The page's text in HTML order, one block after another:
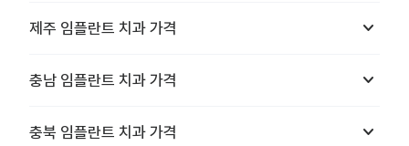
제주 임플란트 치과 가격 keyboard_arrow_down
충남 임플란트 치과 가격 keyboard_arrow_down
충북 임플란트 치과 가격 keyboard_arrow_down